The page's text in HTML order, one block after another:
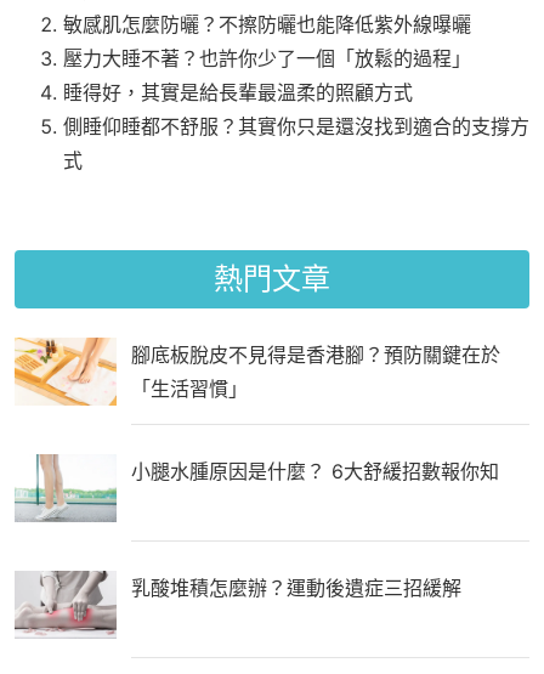
敏感肌怎麼防曬？不擦防曬也能降低紫外線曝曬
壓力大睡不著？也許你少了一個「放鬆的過程」
睡得好，其實是給長輩最溫柔的照顧方式
側睡仰睡都不舒服？其實你只是還沒找到適合的支撐方
式
熱門文章
腳底板脫皮不見得是香港腳？預防關鍵在於
「生活習慣」
小腿水腫原因是什麼？ 6大舒緩招數報你知
乳酸堆積怎麼辦？運動後遺症三招緩解